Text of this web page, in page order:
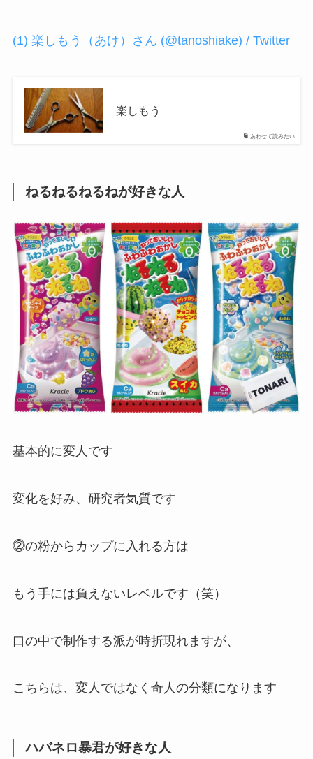
(1) 楽しもう（あけ）さん (@tanoshiake) / Twitter
あわせて読みたい
楽しもう
ねるねるねるねが好きな人
基本的に変人 です
変化を好み、研究者気質です
⓶の粉からカップに入れる方は
もう手には負えないレベルです（笑）
口の中で制作する派が時折現れますが、
こちらは、変人ではなく奇人の分類になります
ハバネロ暴君が好きな人